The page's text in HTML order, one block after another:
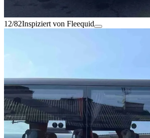
12/82Inspiziert von Fleequid